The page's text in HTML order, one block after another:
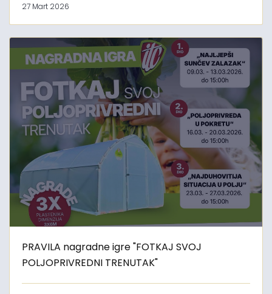
27 Mart 2026
PRAVILA nagradne igre "FOTKAJ SVOJ
POLJOPRIVREDNI TRENUTAK"